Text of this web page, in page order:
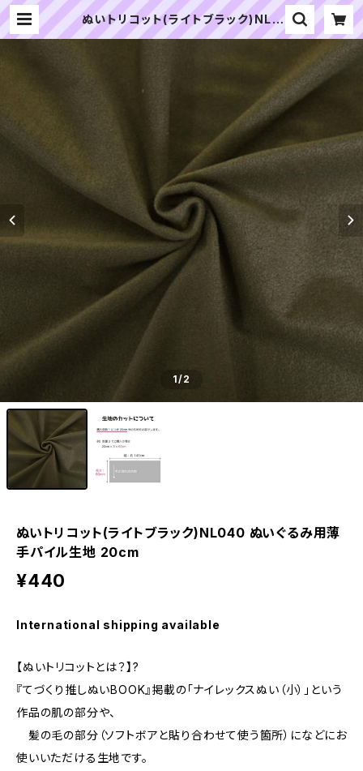
ぬいトリコット(ライトブラック)NL0
40 ぬいぐるみ用薄手パイル生地 20
1/2
ぬいトリコット(ライトブラック)NL040 ぬいぐるみ用薄
手パイル生地 20cm
¥440
International shipping available
【ぬいトリコットとは？】?
『てづくり推しぬいBOOK』掲載の「ナイレックスぬい（小）」という
作品の肌の部分や、
髪の毛の部分（ソフトボアと貼り合わせて使う箇所）になどにお
使いいただける生地です。